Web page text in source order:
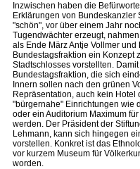
Inzwischen haben die
Erklärungen von Bundeskanzler
"schön", vor über einem Jahr
Tugendwächter erzeugt,
als Ende März Antje Vollmer
Bundestagsfraktion ein Konzept
Stadtschlosses vorstellten.
Bundestagsfraktion, die sich
Innern sollen nach den grünen
Repräsentation, auch kein Hotel
"bürgernahe" Einrichtungen wie
oder ein Auditorium Maximum
werden. Der Präsident der
Lehmann, kann sich hingegen
vorstellen. Konkret ist das
vor kurzem Museum für
worden.